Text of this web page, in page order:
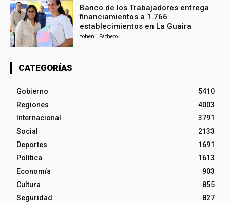
Banco de los Trabajadores entrega
financiamientos a 1.766
establecimientos en La Guaira
Yohenli Pacheco
CATEGORÍAS
Gobierno
5410
Regiones
4003
Internacional
3791
Social
2133
Deportes
1691
Política
1613
Economía
903
Cultura
855
Seguridad
827